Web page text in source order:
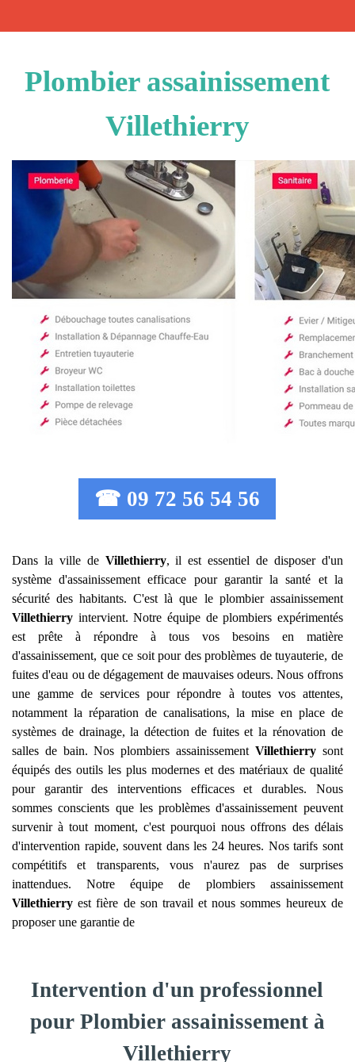
Plombier assainissement
Villethierry
☎ 09 72 56 54 56
Dans la ville de Villethierry, il est essentiel de disposer d'un
système d'assainissement efficace pour garantir la santé et la
sécurité des habitants. C'est là que le plombier assainissement
Villethierry intervient. Notre équipe de plombiers expérimentés
est prête à répondre à tous vos besoins en matière
d'assainissement, que ce soit pour des problèmes de tuyauterie, de
fuites d'eau ou de dégagement de mauvaises odeurs. Nous offrons
une gamme de services pour répondre à toutes vos attentes,
notamment la réparation de canalisations, la mise en place de
systèmes de drainage, la détection de fuites et la rénovation de
salles de bain. Nos plombiers assainissement Villethierrysont
équipés des outils les plus modernes et des matériaux de qualité
pour garantir des interventions efficaces et durables. Nous
sommes conscients que les problèmes d'assainissement peuvent
survenir à tout moment, c'est pourquoi nous offrons des délais
d'intervention rapide, souvent dans les 24 heures. Nos tarifs sont
compétitifs et transparents, vous n'aurez pas de surprises
inattendues. Notre équipe de plombiers assainissement
Villethierry est fière de son travail et nous sommes heureux de
proposer une garantie de
Intervention d'un professionnel
pour Plombier assainissement à
Villethierry